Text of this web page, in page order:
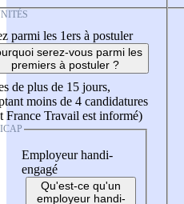
parmi les 1ers à postuler
serez-vous parmi les
premiers à postuler ?
de plus de 15 jours,
moins de 4 candidatures
France Travail est informé)
Employeur handi-
engagé
Qu'est-ce qu'un
employeur handi-